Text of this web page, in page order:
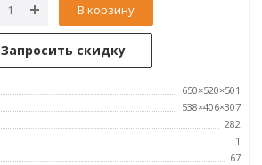
В корзину
Запросить скидку
650×520×501
538×406×307
282
1
67